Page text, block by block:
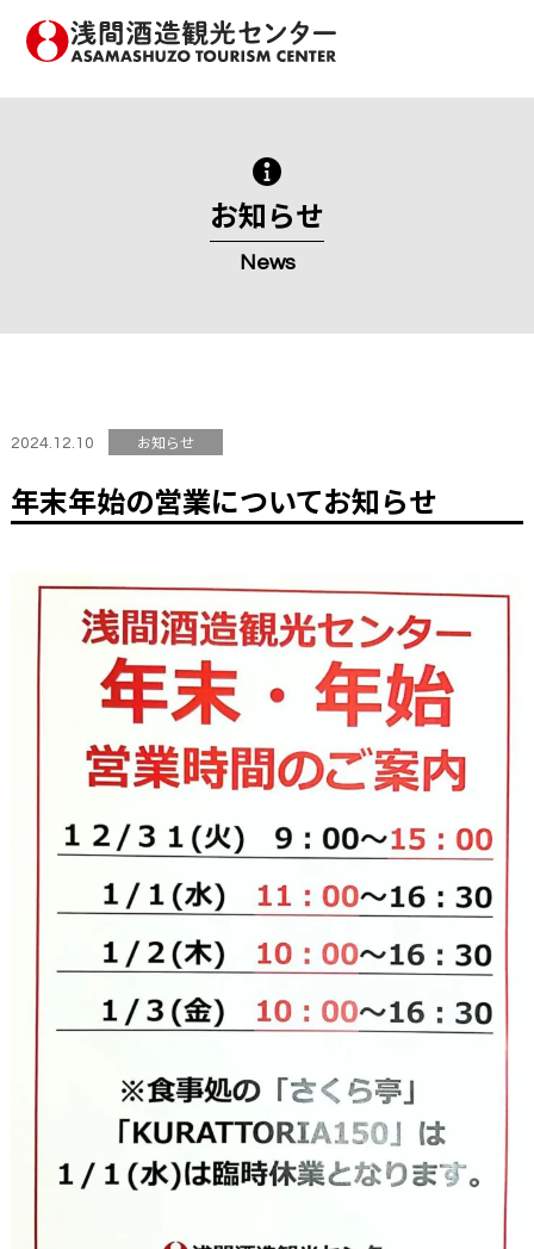
イ
お知らせ
News
2024.12.10 お知らせ
年末年始の営業についてお知らせ